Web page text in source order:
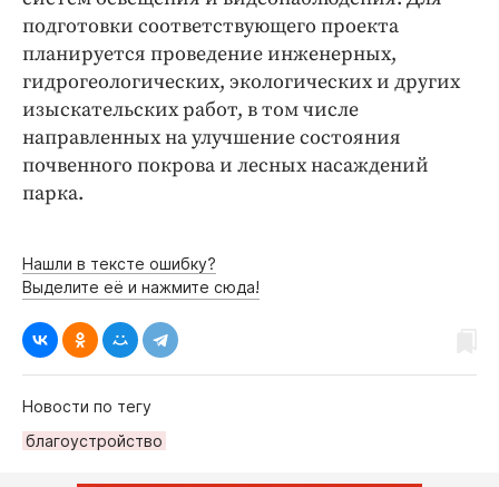
подготовки соответствующего проекта
планируется проведение инженерных,
гидрогеологических, экологических и других
изыскательских работ, в том числе
направленных на улучшение состояния
почвенного покрова и лесных насаждений
парка.
Нашли в тексте ошибку?
Выделите её и нажмите сюда!
Новости по тегу
благоустройство